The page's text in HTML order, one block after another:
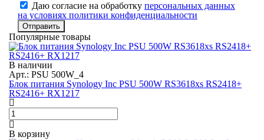
Даю согласие на обработку персональных данных
на условиях политики конфиденциальности
Отправить
Популярные товары
В наличии
Арт.: PSU 500W_4
Блок питания Synology Inc PSU 500W RS3618xs RS2418+
RS2416+ RX1217
В корзину